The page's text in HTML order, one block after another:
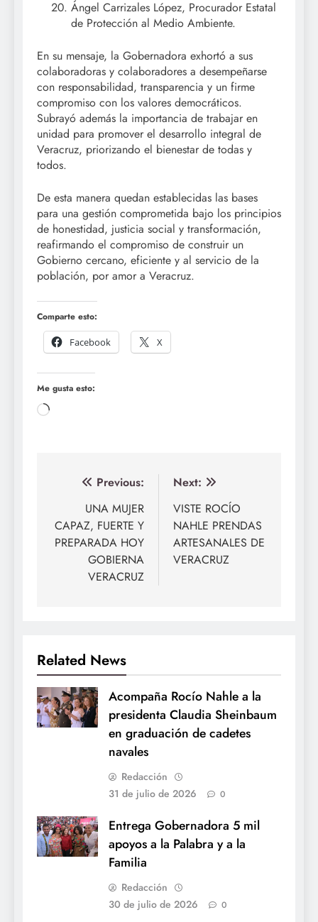
Ángel Carrizales López, Procurador Estatal
de Protección al Medio Ambiente.
En su mensaje, la Gobernadora exhortó a sus
colaboradoras y colaboradores a desempeñarse
con responsabilidad, transparencia y un firme
compromiso con los valores democráticos.
Subrayó además la importancia de trabajar en
unidad para promover el desarrollo integral de
Veracruz, priorizando el bienestar de todas y
todos.
De esta manera quedan establecidas las bases
para una gestión comprometida bajo los principios
de honestidad, justicia social y transformación,
reafirmando el compromiso de construir un
Gobierno cercano, eficiente y al servicio de la
población, por amor a Veracruz.
Comparte esto:
Facebook
X
Me gusta esto:
Loading…
Navegación
entradas
Previous:
UNA MUJER
CAPAZ, FUERTE Y
PREPARADA HOY
GOBIERNA
VERACRUZ
Next:
VISTE ROCÍO
NAHLE PRENDAS
ARTESANALES DE
VERACRUZ
Related News
Acompaña Rocío Nahle a la
presidenta Claudia Sheinbaum
en graduación de cadetes
navales
Redacción
31 de julio de 2026
0
Entrega Gobernadora 5 mil
apoyos a la Palabra y a la
Familia
Redacción
30 de julio de 2026
0